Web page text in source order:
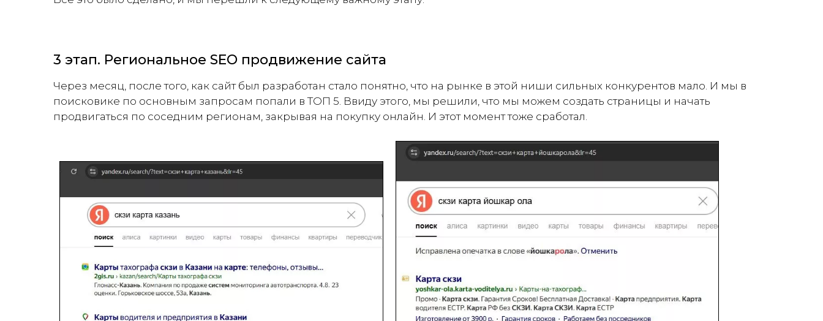
3 этап. Региональное SEO продвижение сайта
Через месяц, после того, как сайт был разработан стало понятно, что на рынке в этой ниши сильных конкурентов мало. И мы в
поисковике по основным запросам попали в ТОП 5. Ввиду этого, мы решили, что мы можем создать страницы и начать
продвигаться по соседним регионам, закрывая на покупку онлайн. И этот момент тоже сработал.